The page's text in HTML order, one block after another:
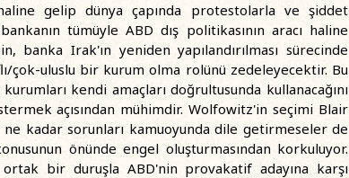
gelip dünya çapında protestolarla ve şiddet
tümüyle ABD dış politikasının aracı haline
Irak'ın yeniden yapılandırılması sürecinde
çok-uluslu bir kurum olma rolünü zedeleyecektir. Bu
kendi amaçları doğrultusunda kullanacağını
açısından mühimdir. Wolfowitz'in seçimi Blair
kadar sorunları kamuoyunda dile getirmeseler de
önünde engel oluşturmasından korkuluyor.
bir duruşla ABD'nin provakatif adayına karşı